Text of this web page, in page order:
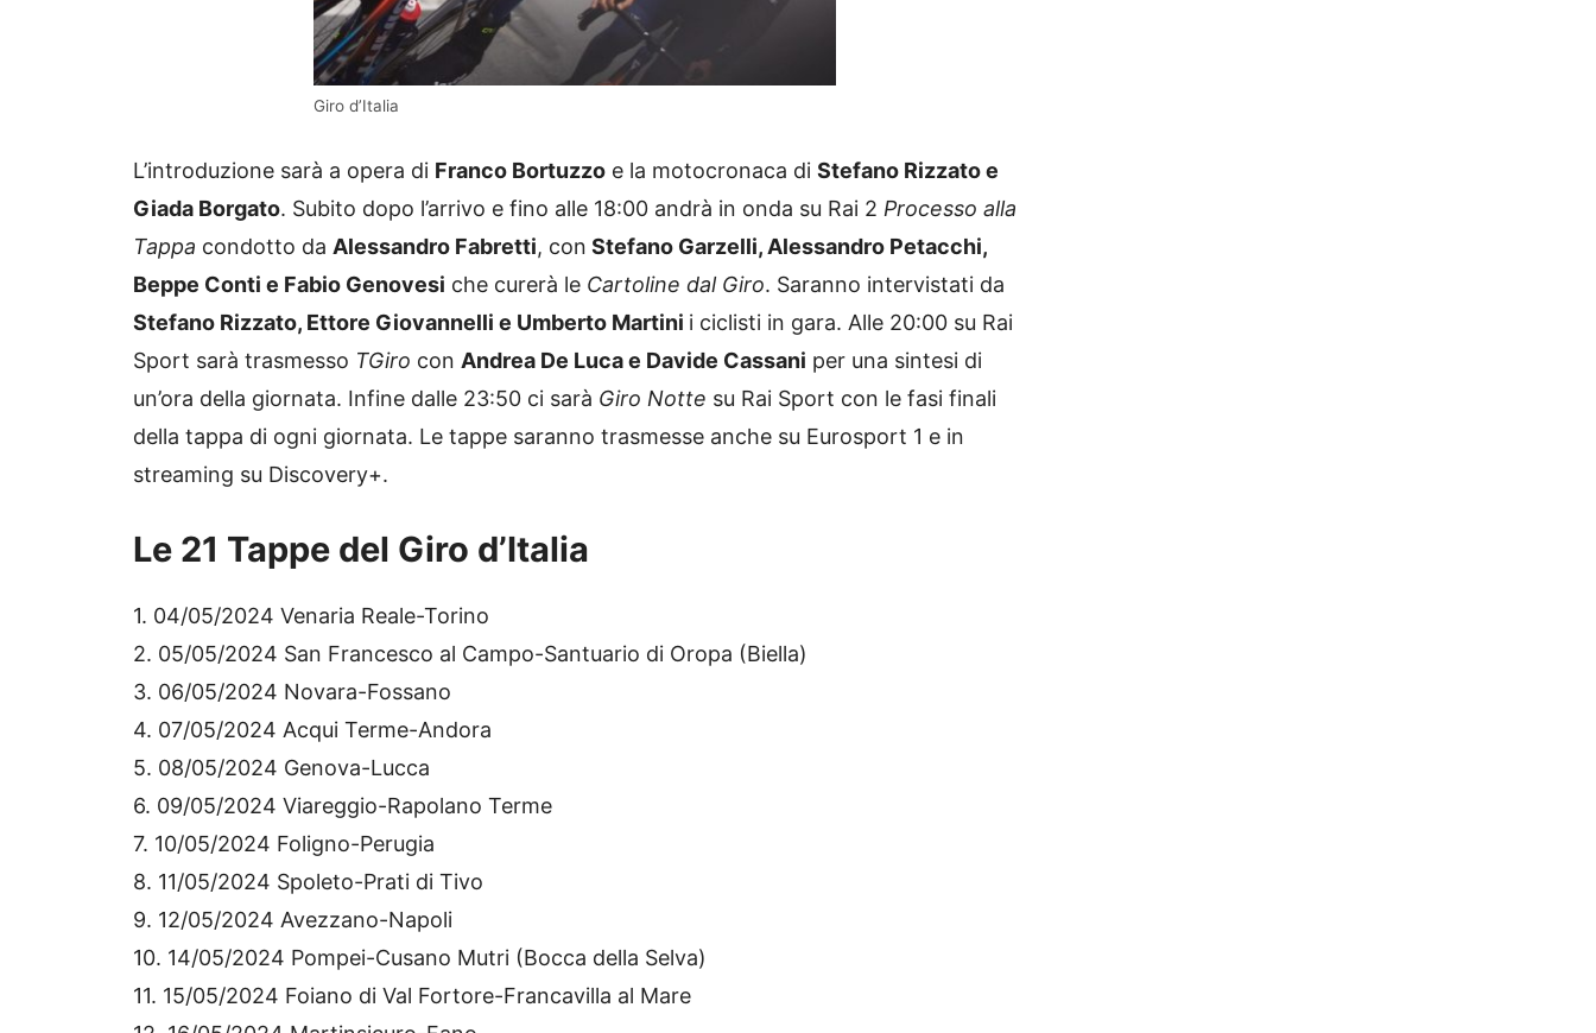
Giro d’Italia
L’introduzione sarà a opera di Franco Bortuzzo e la motocronaca di Stefano Rizzato e
Giada Borgato. Subito dopo l’arrivo e fino alle 18:00 andrà in onda su Rai 2 Processo alla
Tappa condotto da Alessandro Fabretti, con Stefano Garzelli, Alessandro Petacchi,
Beppe Conti e Fabio Genovesi che curerà le Cartoline dal Giro. Saranno intervistati da
Stefano Rizzato, Ettore Giovannelli e Umberto Martini i ciclisti in gara. Alle 20:00 su Rai
Sport sarà trasmesso TGiro con Andrea De Luca e Davide Cassani per una sintesi di
un’ora della giornata. Infine dalle 23:50 ci sarà Giro Notte su Rai Sport con le fasi finali
della tappa di ogni giornata. Le tappe saranno trasmesse anche su Eurosport 1 e in
streaming su Discovery+.
Le 21 Tappe del Giro d’Italia
1. 04/05/2024 Venaria Reale-Torino
2. 05/05/2024 San Francesco al Campo-Santuario di Oropa (Biella)
3. 06/05/2024 Novara-Fossano
4. 07/05/2024 Acqui Terme-Andora
5. 08/05/2024 Genova-Lucca
6. 09/05/2024 Viareggio-Rapolano Terme
7. 10/05/2024 Foligno-Perugia
8. 11/05/2024 Spoleto-Prati di Tivo
9. 12/05/2024 Avezzano-Napoli
10. 14/05/2024 Pompei-Cusano Mutri (Bocca della Selva)
11. 15/05/2024 Foiano di Val Fortore-Francavilla al Mare